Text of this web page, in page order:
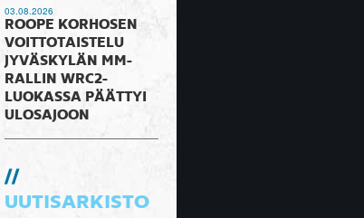
03.08.2026
ROOPE KORHOSEN
VOITTOTAISTELU
JYVÄSKYLÄN MM-
RALLIN WRC2-
LUOKASSA PÄÄTTYI
ULOSAJOON
UUTISARKISTO